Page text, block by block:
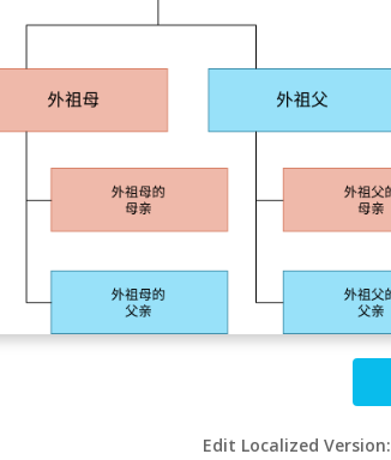
Edit Localized Version: